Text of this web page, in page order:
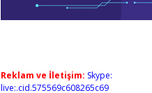
Reklam ve İletişim: Skype:
live:.cid.575569c608265c69